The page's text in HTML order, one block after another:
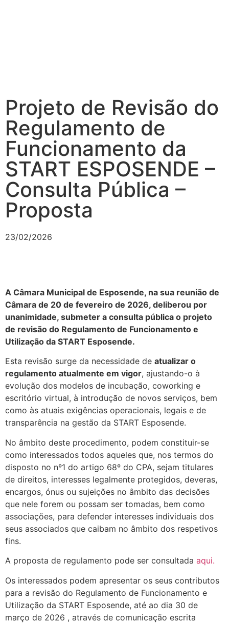
Projeto de Revisão do
Regulamento de
Funcionamento da
START ESPOSENDE –
Consulta Pública –
Proposta
23/02/2026
A Câmara Municipal de Esposende, na sua reunião de
Câmara de 20 de fevereiro de 2026, deliberou por
unanimidade, submeter a consulta pública o projeto
de revisão do Regulamento de Funcionamento e
Utilização da START Esposende.
Esta revisão surge da necessidade de atualizar o
regulamento atualmente em vigor, ajustando-o à
evolução dos modelos de incubação, coworking e
escritório virtual, à introdução de novos serviços, bem
como às atuais exigências operacionais, legais e de
transparência na gestão da START Esposende.
No âmbito deste procedimento, podem constituir-se
como interessados todos aqueles que, nos termos do
disposto no nº1 do artigo 68º do CPA, sejam titulares
de direitos, interesses legalmente protegidos, deveras,
encargos, ónus ou sujeições no âmbito das decisões
que nele forem ou possam ser tomadas, bem como
associações, para defender interesses individuais dos
seus associados que caibam no âmbito dos respetivos
fins.
A proposta de regulamento pode ser consultada aqui.
Os interessados podem apresentar os seus contributos
para a revisão do Regulamento de Funcionamento e
Utilização da START Esposende, até ao dia 30 de
março de 2026 , através de comunicação escrita